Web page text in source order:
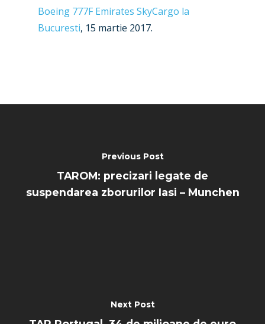
Boeing 777F Emirates SkyCargo la
Bucuresti, 15 martie 2017.
Previous Post
TAROM: precizari legate de
suspendarea zborurilor Iasi – Munchen
Next Post